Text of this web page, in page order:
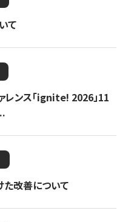
て
レンス「ignite! 2026」11
改善について